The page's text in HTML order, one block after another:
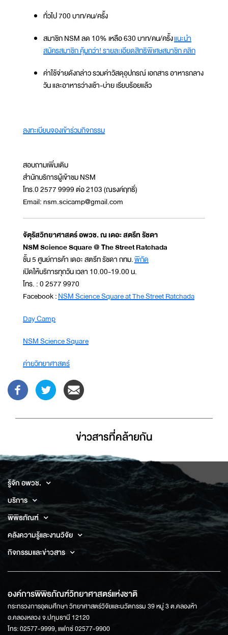
ทั่วไป 700 บาท/คน/ครั้ง
สมาชิก NSM ลด 10% เหลือ 630 บาท/คน/ครั้งแนะนำ
สมัครสมาชิก คุ้มกว่า! รายละเอียดสิทธิพิเศษสมาชิก คลิก
ค่าใช้จ่ายดังกล่าว รวมค่าวัสดุอุปกรณ์ เอกสาร อาหารกลาง
วัน และอาหารว่างเช้า-บ่าย เรียบร้อยแล้ว
ลงทะเบียนจองเข้าร่วมกิจกรรม
สอบถามเพิ่มเติม
สำนักบริการผู้เข้าชม NSM
โทร.0 2577 9999 ต่อ 2103 (ณรงค์ฤทธิ์)
Email: nsm.scicamp@gmail.com
จัตุรัสวิทยาศาสตร์ อพวช. ณ เดอะ สตรีท รัชดา
NSM Science Square @ The Street Ratchada
ชั้น 5 ศูนย์การค้า เดอะ สตรีท รัชดา กทม.พิกัด
เปิดให้บริการทุกวัน เวลา 10.00-19.00 น.
โทร. : 0 2577 9970
Facebook :NSM Science Square at The Street Ratchada
Day Camp
NSM Science Square
ค่ายวิทยาศาสตร์
ข่าวสารที่่คล้ายกัน
รู้จัก อพวช.
บริการ
พิพิธภัณฑ์
คลังความรู้และงานวิจัย
กิจกรรมและข่าวสาร
องค์การพิพิธภัณฑ์วิทยาศาสตร์แห่งชาติ
กระทรวงการอุดมศึกษา วิทยาศาสตร์วิจัยและนวัตกรรม 39 หมู่ 3 ต.คลองห้า
อ.คลองหลวง จ.ปทุมธานี 12120
โทร: 02577-9999, แฟกซ์ 02577-9900